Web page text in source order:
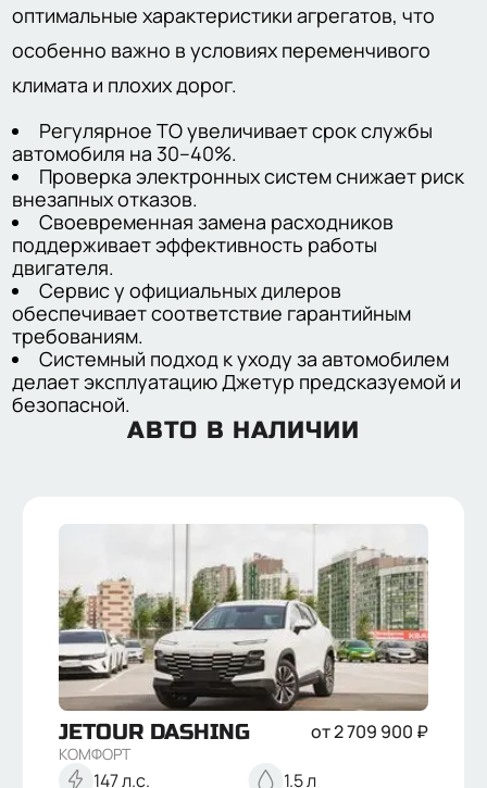
оптимальные характеристики агрегатов, что
особенно важно в условиях переменчивого
климата и плохих дорог.
Регулярное ТО увеличивает срок службы
автомобиля на 30–40%.
Проверка электронных систем снижает риск
внезапных отказов.
Своевременная замена расходников
поддерживает эффективность работы
двигателя.
Сервис у официальных дилеров
обеспечивает соответствие гарантийным
требованиям.
Системный подход к уходу за автомобилем
делает эксплуатацию Джетур предсказуемой и
безопасной.
АВТО В НАЛИЧИИ
JETOUR DASHING от2 709 900 ₽
КОМФОРТ
147 л.с. 1.5 л